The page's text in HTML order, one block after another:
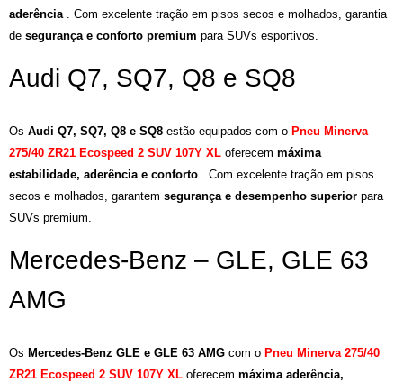
aderência . Com excelente tração em pisos secos e molhados, garantia
de segurança e conforto premium para SUVs esportivos.
Audi Q7, SQ7, Q8 e SQ8
Os Audi Q7, SQ7, Q8 e SQ8 estão equipados com o Pneu Minerva
275/40 ZR21 Ecospeed 2 SUV 107Y XL oferecem máxima
estabilidade, aderência e conforto . Com excelente tração em pisos
secos e molhados, garantem segurança e desempenho superior para
SUVs premium.
Mercedes-Benz – GLE, GLE 63
AMG
Os Mercedes-Benz GLE e GLE 63 AMG com o Pneu Minerva 275/40
ZR21 Ecospeed 2 SUV 107Y XL oferecem máxima aderência,